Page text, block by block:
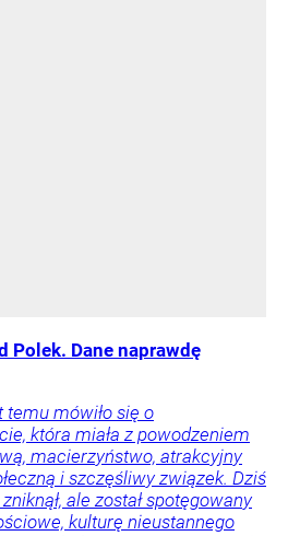
Polek. Dane naprawdę
mówiło się o
która miała z powodzeniem
macierzyństwo, atrakcyjny
i szczęśliwy związek. Dziś
ale został spotęgowany
kulturę nieustannego